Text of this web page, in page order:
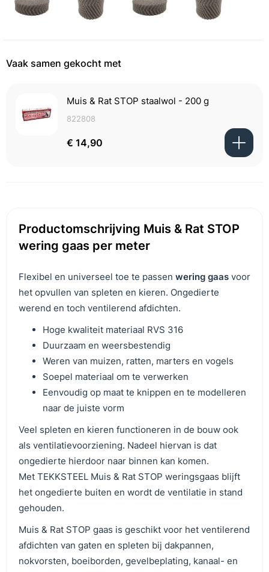
Vaak samen gekocht met
Muis & Rat STOP staalwol - 200 g
822808
€ 14,90
Productomschrijving Muis & Rat STOP
wering gaas per meter
Flexibel en universeel toe te passen wering gaas voor
het opvullen van spleten en kieren. Ongedierte
werend en toch ventilerend afdichten.
Hoge kwaliteit materiaal RVS 316
Duurzaam en weersbestendig
Weren van muizen, ratten, marters en vogels
Soepel materiaal om te verwerken
Eenvoudig op maat te knippen en te modelleren
naar de juiste vorm
Veel spleten en kieren functioneren in de bouw ook
als ventilatievoorziening. Nadeel hiervan is dat
ongedierte hierdoor naar binnen kan komen.
Met TEKKSTEEL Muis & Rat STOP weringsgaas blijft
het ongedierte buiten en wordt de ventilatie in stand
gehouden.
Muis & Rat STOP gaas is geschikt voor het ventilerend
afdichten van gaten en spleten bij dakpannen,
nokvorsten, boeiborden, gevelbeplating, kanaal- en